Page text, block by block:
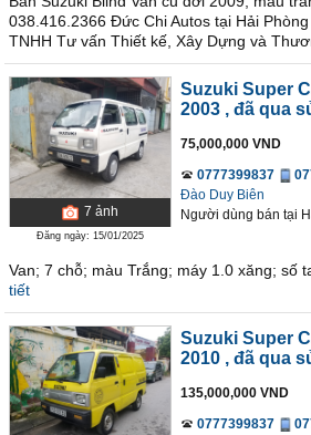
038.416.2366 Đức Chi Autos tại Hải
TNHH Tư vấn Thiết kế, Xây Dựng và
7 ảnh
Đăng ngày: 15/01/2025
Suzuki Super
2003 , đã qua
75,000,000 VND
0777399837
Đào Duy Biên
Người dùng bán tại
Van; 7 chỗ; màu Trắng; máy 1.0 xăng; số
tiết
Suzuki Super
2010 , đã qua
135,000,000 VND
0777399837